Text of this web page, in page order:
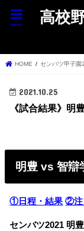
高校
menu
HOME センバツ甲子園
2021.10.25
《試合結果》明
明豊 vs 智辯
①日程・結果 ②注
センバツ2021 明